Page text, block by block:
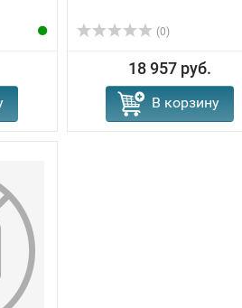
(0)
18 957 руб.
В корзину